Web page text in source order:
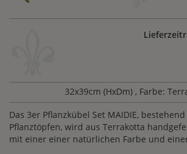
32x39cm (HxDm) , Farbe:
Das 3er Pflanzkübel Set MAIDIE,
Pflanztöpfen, wird aus Terrakotta
mit einer einer natürlichen Farbe und